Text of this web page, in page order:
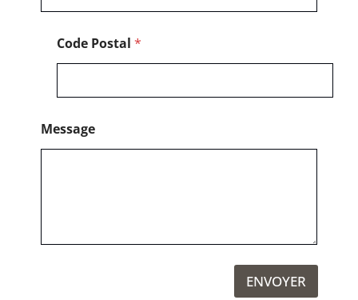
Code Postal *
Message
ENVOYER